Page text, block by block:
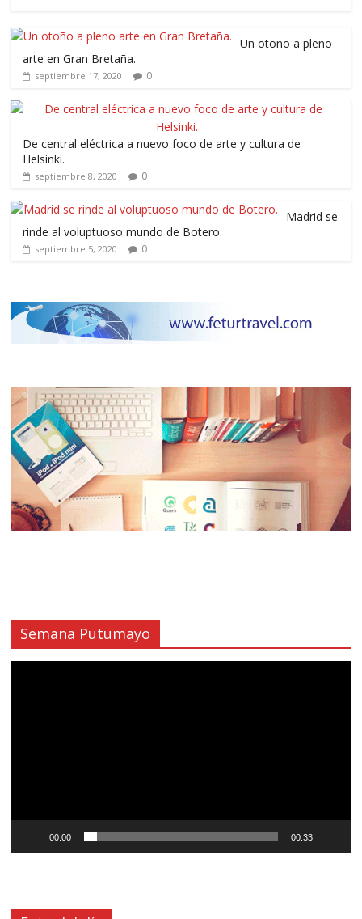
Un otoño a pleno
arte en Gran Bretaña.
septiembre 17, 2020 0
De central eléctrica a nuevo foco de arte y cultura de
Helsinki.
septiembre 8, 2020 0
Madrid se
rinde al voluptuoso mundo de Botero.
septiembre 5, 2020 0
Semana Putumayo
00:00 00:33